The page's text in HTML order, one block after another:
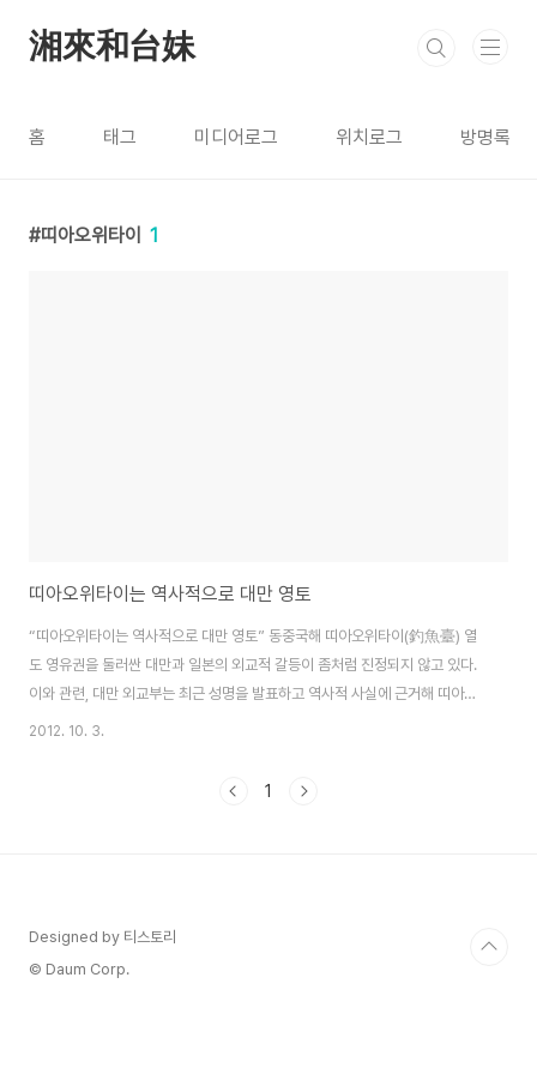
湘來和台妹
홈 태그 미디어로그 위치로그 방명록
띠아오위타이 1
띠아오위타이는 역사적으로 대만 영토
“띠아오위타이는 역사적으로 대만 영토” 동중국해 띠아오위타이(釣魚臺) 열
도 영유권을 둘러싼 대만과 일본의 외교적 갈등이 좀처럼 진정되지 않고 있다.
이와 관련, 대만 외교부는 최근 성명을 발표하고 역사적 사실에 근거해 띠아오
위타이 열도에 대한 일본의 영유권 주장을 구체적으로 반박했다. 대만 외교부
여하고 있다고 주장했다. 첫째, 일본은 띠아오위타이 열도를 1895년 1월 병합
2012. 10. 3.
1
Designed by 티스토리
© Daum Corp.